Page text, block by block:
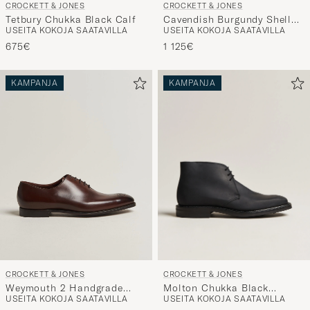
Tetbury Chukka Black Calf
USEITA KOKOJA SAATAVILLA
Cavendish Burgundy Shell
Cordovan
USEITA KOKOJA SAATAVILLA
KAMPANJA
Weymouth 2 Handgrade
Wholecut Dk Brown Antique
USEITA KOKOJA SAATAVILLA
KAMPANJA
Molton Chukka Black
Rough-Out Suede
USEITA KOKOJA SAATAVILLA